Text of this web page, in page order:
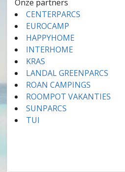
Onze partners
CENTERPARCS
EUROCAMP
HAPPYHOME
INTERHOME
KRAS
LANDAL GREENPARCS
ROAN CAMPINGS
ROOMPOT VAKANTIES
SUNPARCS
TUI